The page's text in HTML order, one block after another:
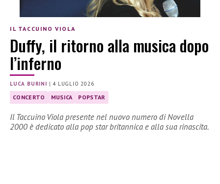
IL TACCUINO VIOLA
Duffy, il ritorno alla musica dopo
l’inferno
LUCA BURINI |4 LUGLIO 2026
CONCERTO MUSICA POPSTAR
Il Taccuino Viola presente nel nuovo numero di Novella
2000 è dedicato alla pop star britannica e alla sua rinascita.